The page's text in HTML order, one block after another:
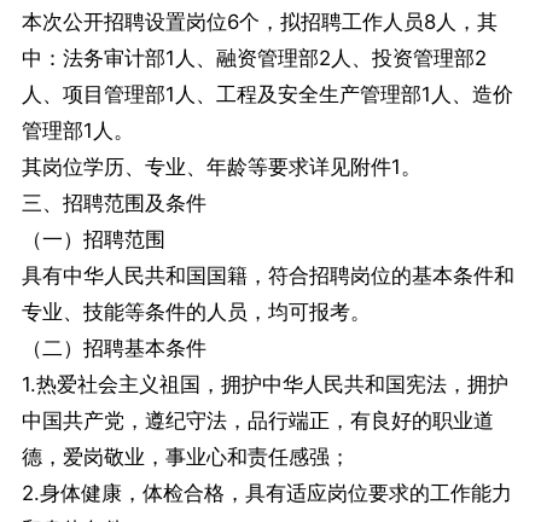
本次公开招聘设置岗位6个，拟招聘工作人员8人，其
中：法务审计部1人、融资管理部2人、投资管理部2
人、项目管理部1人、工程及安全生产管理部1人、造价
管理部1人。
其岗位学历、专业、年龄等要求详见附件1。
三、招聘范围及条件
（一）招聘范围
具有中华人民共和国国籍，符合招聘岗位的基本条件和
专业、技能等条件的人员，均可报考。
（二）招聘基本条件
1.热爱社会主义祖国，拥护中华人民共和国宪法，拥护
中国共产党，遵纪守法，品行端正，有良好的职业道
德，爱岗敬业，事业心和责任感强；
2.身体健康，体检合格，具有适应岗位要求的工作能力